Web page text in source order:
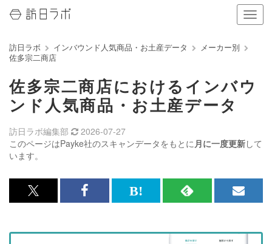
ナ
ビ
ン
切
訪日ラボ インバウンド人気商品・お土産データ
メーカー別
佐多宗二商店
佐多宗二商店におけるインバウ
ンド人気商品・お土産データ
このページはPayke社のスキャンデータをもとに月に一度更新して
います。
訪日ラボ編集部 2026-07-27
x<br>
記
Facebook<br>
記
は
な
RSS
記
メ
マ